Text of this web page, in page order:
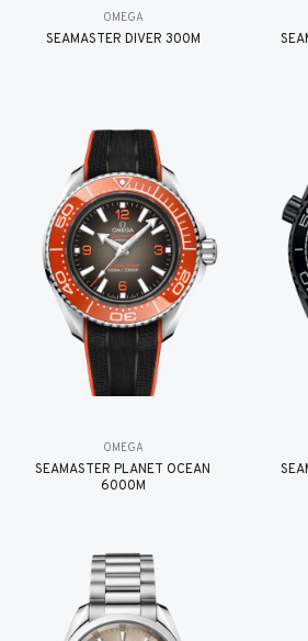
OMEGA
SEAMASTER DIVER 300M
OMEGA
SEAMASTER PLANET OCEAN
6000M